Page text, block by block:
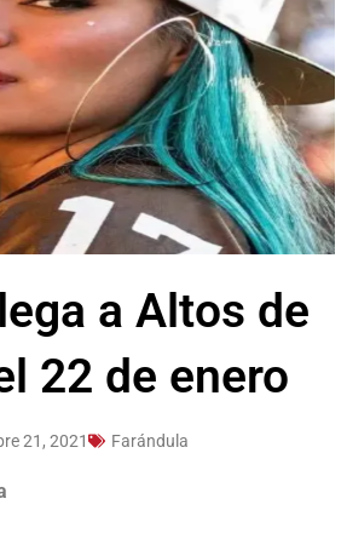
a Altos de
22 de enero
21, 2021 Farándula